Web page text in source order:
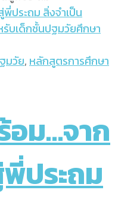
ประถม สิ่งจำเป็น
รับเด็กชั้นปฐมวัยศึกษา
มวัย, หลักสูตรการศึกษา
อม…จาก
ประถม